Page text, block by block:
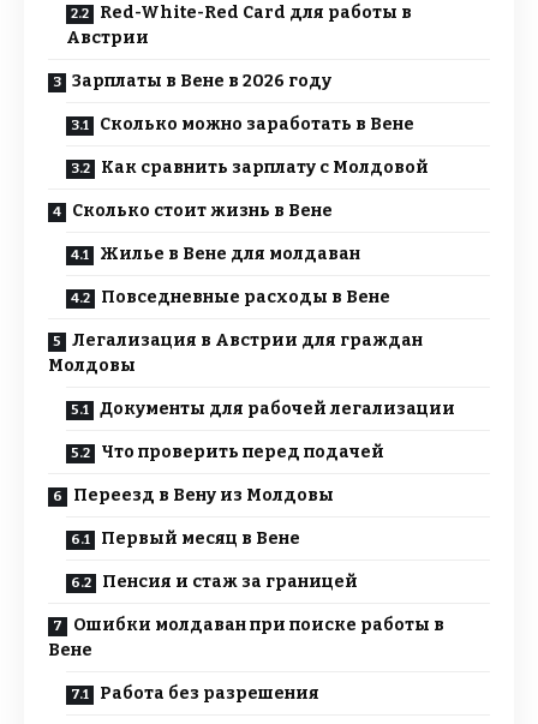
Red-White-Red Card для работы в
Австрии
Зарплаты в Вене в 2026 году
Сколько можно заработать в Вене
Как сравнить зарплату с Молдовой
Сколько стоит жизнь в Вене
Жилье в Вене для молдаван
Повседневные расходы в Вене
Легализация в Австрии для граждан
Молдовы
Документы для рабочей легализации
Что проверить перед подачей
Переезд в Вену из Молдовы
Первый месяц в Вене
Пенсия и стаж за границей
Ошибки молдаван при поиске работы в
Вене
Работа без разрешения